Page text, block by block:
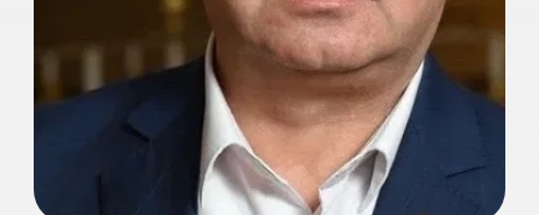
Сергей Казаков Народный артист
Художественный руководитель
Государственного академического
Пензенского драматического театра
Доверенное лицо Президента России
Мастер курса, Педагог по мастерству